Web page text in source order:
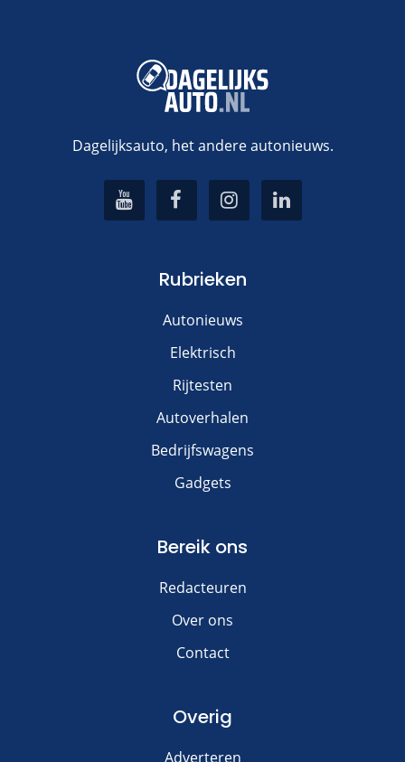
Dagelijksauto, het andere autonieuws.
Rubrieken
Autonieuws
Elektrisch
Rijtesten
Autoverhalen
Bedrijfswagens
Gadgets
Bereik ons
Redacteuren
Over ons
Contact
Overig
Adverteren